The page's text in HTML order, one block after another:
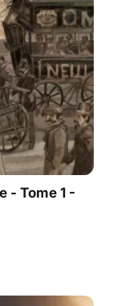
- Tome 1 -